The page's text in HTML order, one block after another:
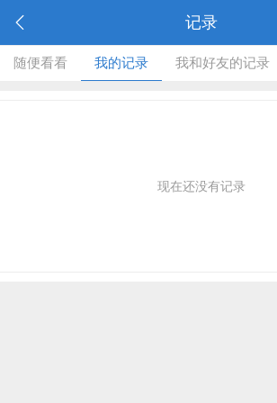
记录
随便看看 我的记录 我和好友的记录
现在还没有记录